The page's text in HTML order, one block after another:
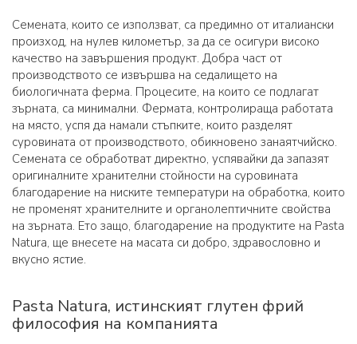
Семената, които се използват, са предимно от италиански
произход, на нулев километър, за да се осигури високо
качество на завършения продукт. Добра част от
производството се извършва на седалището на
биологичната ферма. Процесите, на които се подлагат
зърната, са минимални. Фермата, контролираща работата
на място, успя да намали стъпките, които разделят
суровината от производството, обикновено занаятчийско.
Семената се обработват директно, успявайки да запазят
оригиналните хранителни стойности на суровината
благодарение на ниските температури на обработка, които
не променят хранителните и органолептичните свойства
на зърната. Ето защо, благодарение на продуктите на Pasta
Natura, ще внесете на масата си добро, здравословно и
вкусно ястие.
Pasta Natura, истинският глутен фрий
философия на компанията